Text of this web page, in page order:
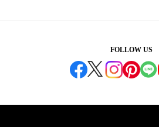
FOLLOW US